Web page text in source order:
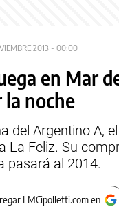
2013 - 00:00
en Mar
noche
del Argentino A,
La Feliz. Su
pasará al 2014.
LMCipolletti.com en